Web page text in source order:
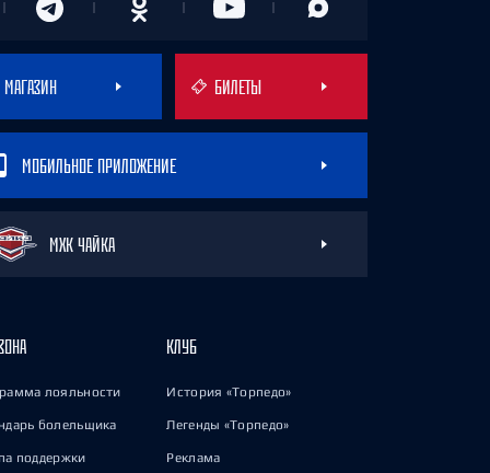
МАГАЗИН БИЛЕТЫ
МОБИЛЬНОЕ ПРИЛОЖЕНИЕ
МХК ЧАЙКА
лояльности
болельщика
поддержки
КЛУБ
История «Торпедо»
Легенды «Торпедо»
Реклама